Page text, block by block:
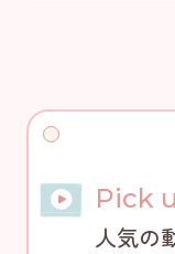
Pick
人気の